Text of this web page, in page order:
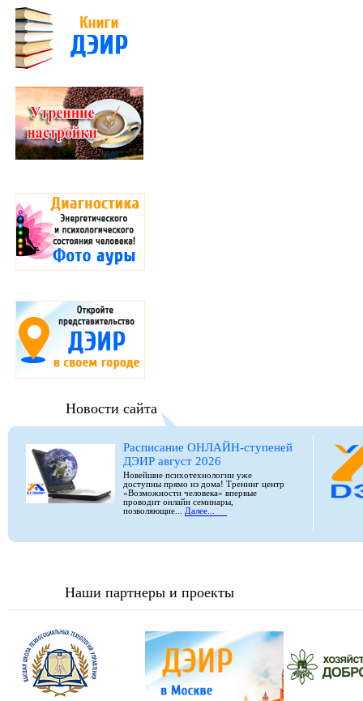
Новости сайта
Расписание ОНЛАЙН-ступеней
ДЭИР август 2026
Новейшие психотехнологии уже
доступны прямо из дома! Тренинг центр
«Возможности человека» впервые
проводит онлайн семинары,
позволяющие... Далее...
Наши партнеры и проекты